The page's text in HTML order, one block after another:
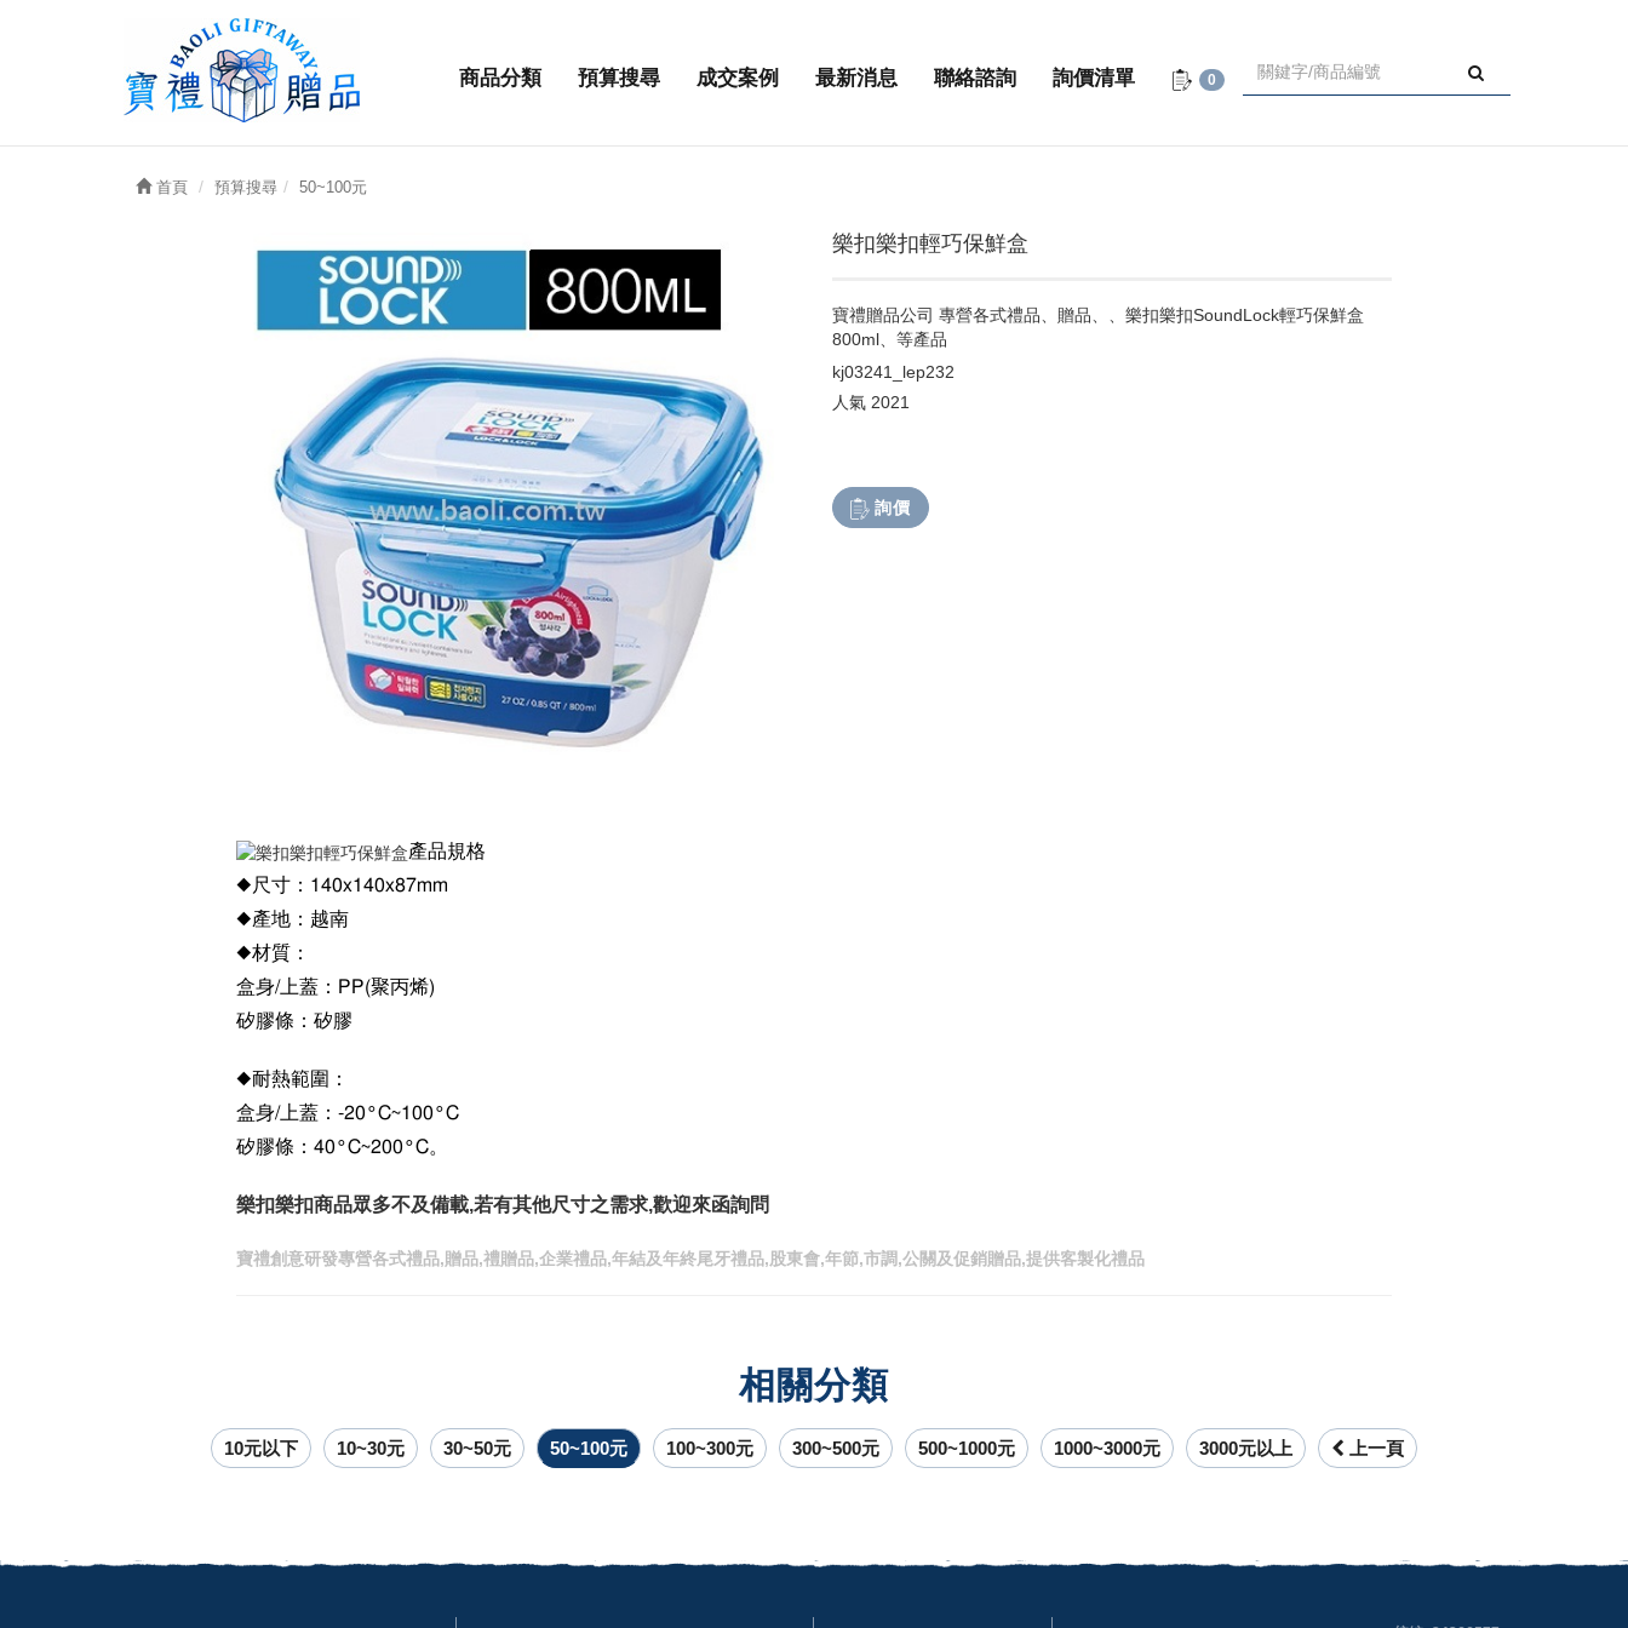
商品分類 預算搜尋 成交案例 最新消息 聯絡諮詢 詢價清單 0
首頁 預算搜尋 50~100元
樂扣樂扣輕巧保鮮盒
寶禮贈品公司 專營各式禮品、贈品、、樂扣樂扣SoundLock輕巧保鮮盒
800ml、等產品
kj03241_lep232
人氣 2021
詢價
產品規格
◆尺寸：140x140x87mm
◆產地：越南
◆材質：
盒身/上蓋：PP(聚丙烯)
矽膠條：矽膠
◆耐熱範圍：
盒身/上蓋：-20°C~100°C
矽膠條：40°C~200°C。
樂扣樂扣商品眾多不及備載,若有其他尺寸之需求,歡迎來函詢問
寶禮創意研發專營各式禮品,贈品,禮贈品,企業禮品,年結及年終尾牙禮品,股東會,年節,市調,公關及促銷贈品,提供客製化禮品
相關分類
10元以下 10~30元 30~50元 50~100元 100~300元 300~500元 500~1000元 1000~3000元 3000元以上 上一頁